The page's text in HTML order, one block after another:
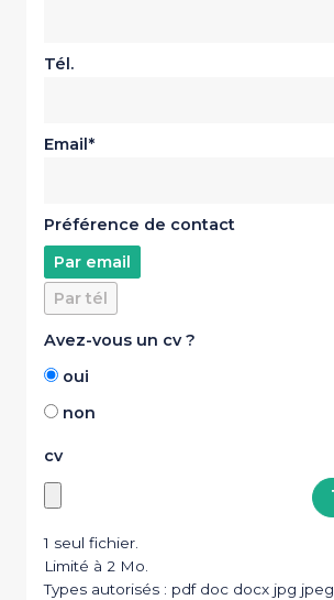
Tél.
Email
Préférence de contact
Par email
Par tél
Avez-vous un cv ?
oui
non
cv
1 seul fichier.
Limité à 2 Mo.
Types autorisés : pdf doc docx jpg jpeg.